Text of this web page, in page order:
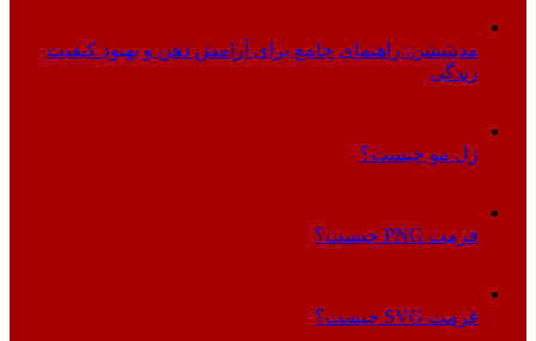
مدیتیشن: راهنمای جامع برای آرامش ذهن و بهبود کیفیت
زندگی
ژل مو چیست؟
فرمت PNG چیست؟
فرمت SVG چیست؟